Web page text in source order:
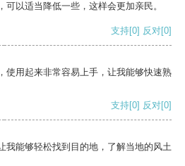
以适当降低一些，这样会更加亲民。
支持[0] 反对[0]
使用起来非常容易上手，让我能够快速熟
支持[0] 反对[0]
我能够轻松找到目的地，了解当地的风土